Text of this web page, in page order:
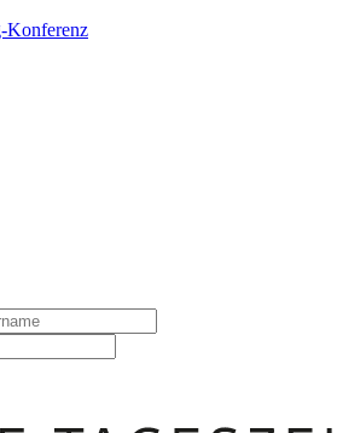
Konferenz